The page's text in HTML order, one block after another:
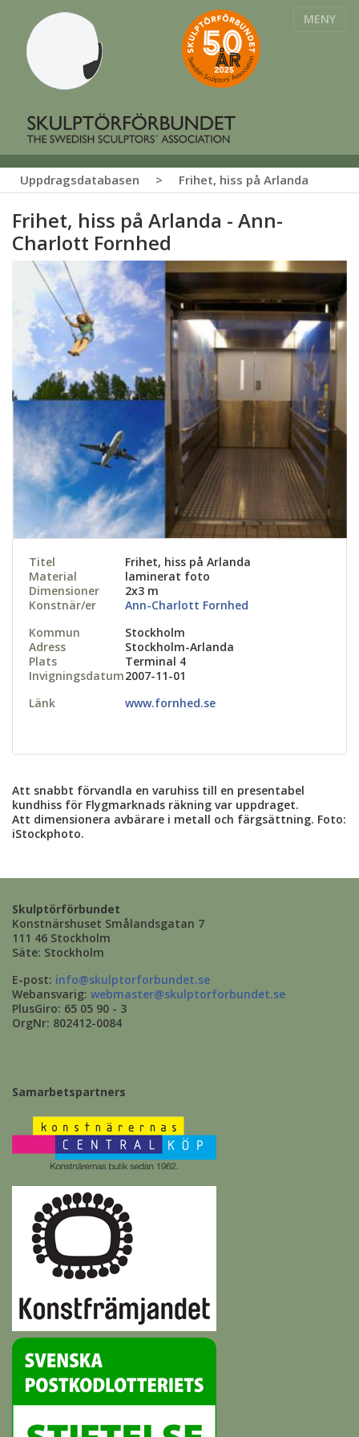
MENY
Uppdragsdatabasen > Frihet, hiss på Arlanda
Frihet, hiss på Arlanda - Ann-
Charlott Fornhed
Titel
Frihet, hiss på Arlanda
Material
laminerat foto
Dimensioner
2x3 m
Konstnär/er
Ann-Charlott Fornhed
Kommun
Stockholm
Adress
Stockholm-Arlanda
Plats
Terminal 4
Invigningsdatum2007-11-01
Länk
www.fornhed.se
Att snabbt förvandla en varuhiss till en presentabel
kundhiss för Flygmarknads räkning var uppdraget.
Att dimensionera avbärare i metall och färgsättning. Foto:
iStockphoto.
Skulptörförbundet
Konstnärshuset Smålandsgatan 7
111 46 Stockholm
Säte: Stockholm
E-post: info@skulptorforbundet.se
Webansvarig: webmaster@skulptorforbundet.se
PlusGiro: 65 05 90 - 3
OrgNr: 802412-0084
Samarbetspartners